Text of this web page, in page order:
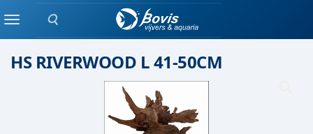
Zoeken
Menu
HS RIVERWOOD L 41-50CM